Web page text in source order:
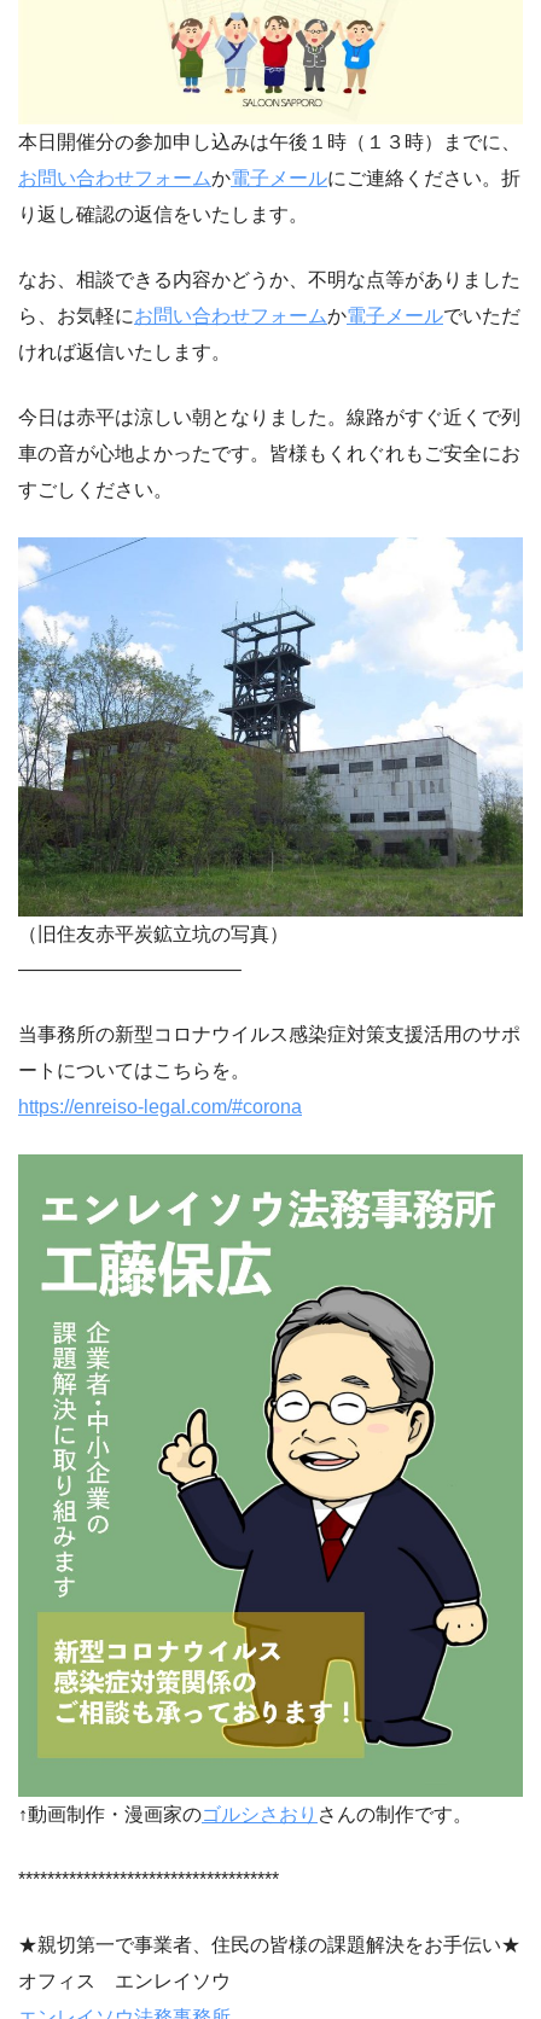
本日開催分の参加申し込みは午後１時（１３時）までに、
お問い合わせフォームか電子メールにご連絡ください。折
り返し確認の返信をいたします。
なお、相談できる内容かどうか、不明な点等がありました
ら、お気軽にお問い合わせフォームか電子メールでいただ
ければ返信いたします。
今日は赤平は涼しい朝となりました。線路がすぐ近くで列
車の音が心地よかったです。皆様もくれぐれもご安全にお
すごしください。
（旧住友赤平炭鉱立坑の写真）
———————————–
当事務所の新型コロナウイルス感染症対策支援活用のサポ
ートについてはこちらを。
https://enreiso-legal.com/#corona
↑動画制作・漫画家のゴルシさおり さんの制作です。
************************************
★親切第一で事業者、住民の皆様の課題解決をお手伝い★
オフィス エンレイソウ